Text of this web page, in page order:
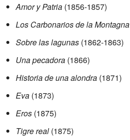
Amor y Patria (1856-1857)
Los Carbonarios de la Montagna
Sobre las lagunas (1862-1863)
Una pecadora (1866)
Historia de una alondra (1871)
Eva (1873)
Eros (1875)
Tigre real (1875)